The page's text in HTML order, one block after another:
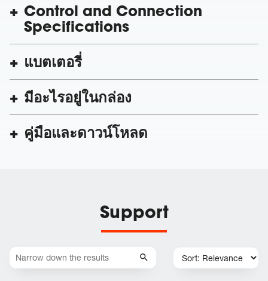
Control and Connection
Specifications
แบตเตอรี่
มีอะไรอยู่ในกล่อง
คู่มือและดาวน์โหลด
Support